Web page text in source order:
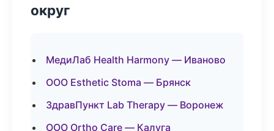
округ
МедиЛаб Health Harmony — Иваново
ООО Esthetic Stoma — Брянск
ЗдравПункт Lab Therapy — Воронеж
ООО Ortho Care — Калуга